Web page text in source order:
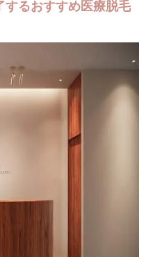
するおすすめ医療脱毛